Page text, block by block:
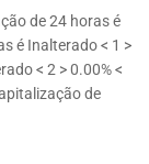
de 24 horas é
é Inalterado < 1 >
< 2 > 0.00% <
de